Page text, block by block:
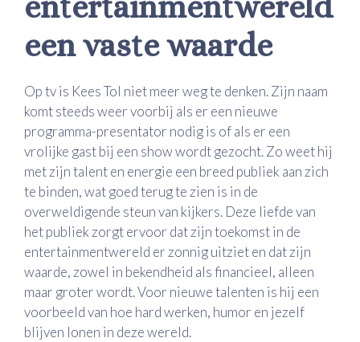
een vaste waarde
Op tv is Kees Tol niet meer weg te denken. Zijn naam
komt steeds weer voorbij als er een nieuwe
programma-presentator nodig is of als er een
vrolijke gast bij een show wordt gezocht. Zo weet hij
met zijn talent en energie een breed publiek aan zich
te binden, wat goed terug te zien is in de
overweldigende steun van kijkers. Deze liefde van
het publiek zorgt ervoor dat zijn toekomst in de
entertainmentwereld er zonnig uitziet en dat zijn
waarde, zowel in bekendheid als financieel, alleen
maar groter wordt. Voor nieuwe talenten is hij een
voorbeeld van hoe hard werken, humor en jezelf
blijven lonen in deze wereld.